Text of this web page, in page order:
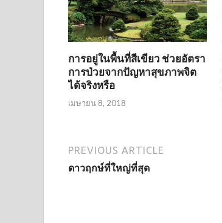
การอยู่ในพื้นที่สีเขียว ช่วยอัตรา
การป่วยจากปัญหาสุขภาพจิต
ได้จริงหรือ
เมษายน 8, 2018
PREVIOUS ARTICLE
ดาวฤกษ์ที่ใหญ่ที่สุด